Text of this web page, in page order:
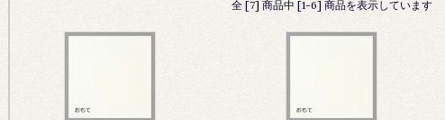
全 [7] 商品中 [1-6] 商品を表示しています